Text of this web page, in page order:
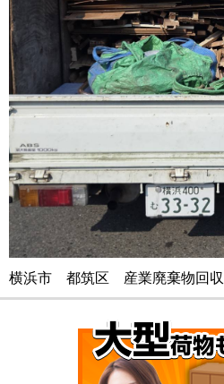
横浜市 都筑区 産業廃棄物回収